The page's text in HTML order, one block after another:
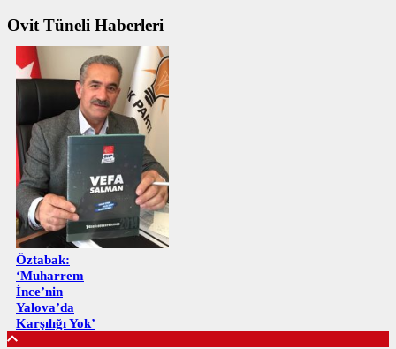
Ovit Tüneli Haberleri
Öztabak:
‘Muharrem
İnce’nin
Yalova’da
Karşılığı Yok’